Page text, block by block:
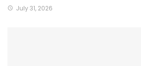
July 31, 2026